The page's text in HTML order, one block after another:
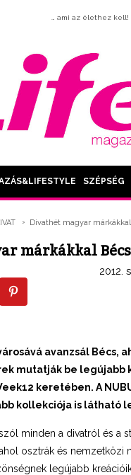
… ami az élethez kell!
SZÉPSÉG
Divathét magyar
márkákkal
2012.
avanzsál Bécs,
mutatják be legújabb
keretében. A
kollekciója is látható
minden a divatról és a
osztrák és nemzetközi
legújabb